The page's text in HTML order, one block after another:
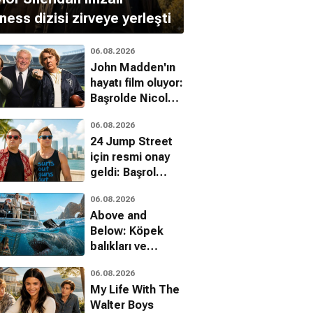
dizisi zirveye yerleşti
06.08.2026
John Madden'ın
hayatı film oluyor:
Başrolde Nicolas
06.08.2026
24 Jump Street
için resmi onay
geldi: Başrol
06.08.2026
Above and
Below: Köpek
balıkları ve
kartelleri karşı
karşıya
06.08.2026
My Life With The
Walter Boys